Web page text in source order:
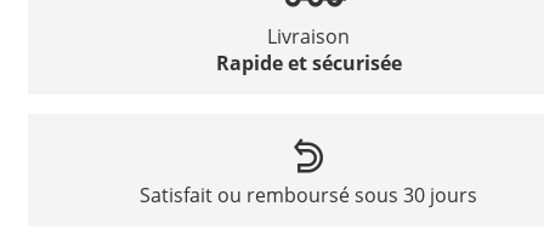
Livraison
Rapide et sécurisée
Satisfait ou remboursé sous 30 jours